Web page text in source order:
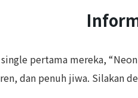
pertama mereka,
dan penuh jiwa. Silakan